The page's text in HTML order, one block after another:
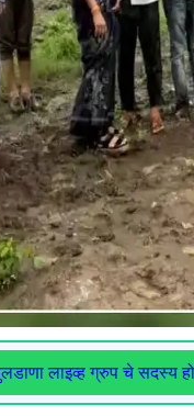
लाइव्ह ग्रुप चे सदस्य